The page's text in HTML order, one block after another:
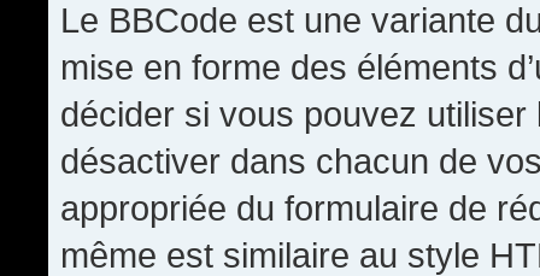
Le BBCode est une variante
mise en forme des éléments
décider si vous pouvez
désactiver dans chacun de
appropriée du formulaire de
même est similaire au style